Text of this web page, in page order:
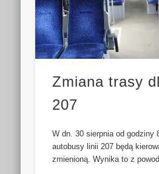
Zmiana trasy
207
W dn. 30 sierpnia od godziny
autobusy linii 207 będą
zmienioną. Wynika to z